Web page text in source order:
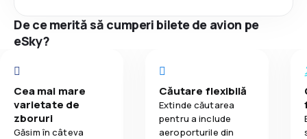
De ce merită să cumperi bilete de avion pe
eSky?
Cea mai mare
varietate de
zboruri
Găsim în câteva
Căutare flexibilă
Extinde căutarea
pentru a include
aeroporturile din